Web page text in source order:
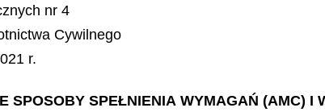
nr 4
Cywilnego
r.
SPOSOBY SPEŁNIENIA WYMAGAŃ (AMC)